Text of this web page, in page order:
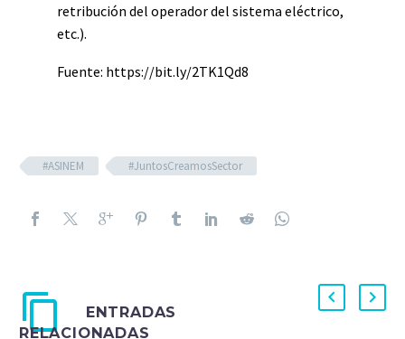
retribución del operador del sistema eléctrico,
etc.).
Fuente: https://bit.ly/2TK1Qd8
#ASINEM #JuntosCreamosSector
ENTRADAS
RELACIONADAS